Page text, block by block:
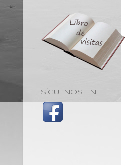
SÍGUENOS EN